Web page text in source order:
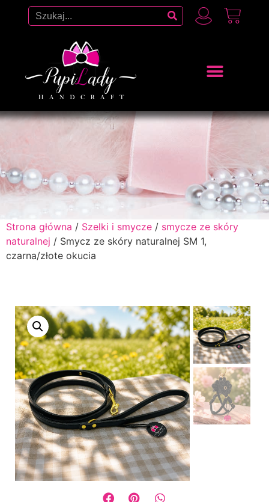
Strona główna / Szelki i smycze / smycze ze skóry
naturalnej / Smycz ze skóry naturalnej SM 1,
czarna/złote okucia